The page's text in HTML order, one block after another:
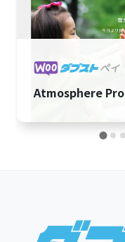
Atmosphere Pro
Footer